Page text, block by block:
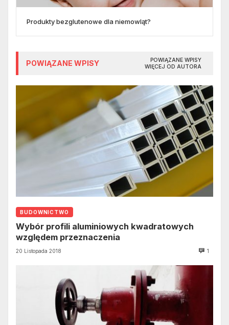
Produkty bezglutenowe dla niemowląt?
POWIĄZANE WPISY
POWIĄZANE WPISY
WIĘCEJ OD AUTORA
BUDOWNICTWO
Wybór profili aluminiowych kwadratowych
względem przeznaczenia
20 Listopada 2018 1